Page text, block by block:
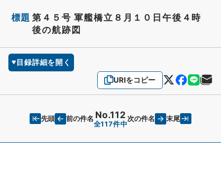
標題 第４５号 軍艦橋立８月１０日午後４時
後の航跡図
目録詳細を開く
URIをコピー
先頭 前の件名 No.112
全117件中
次の件名 末尾